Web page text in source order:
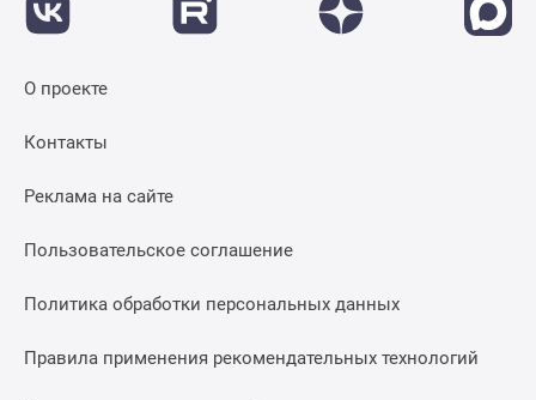
О проекте
Контакты
Реклама на сайте
Пользовательское соглашение
Политика обработки персональных данных
Правила применения рекомендательных технологий